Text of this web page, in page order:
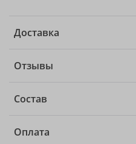
Доставка
Отзывы
Состав
Оплата